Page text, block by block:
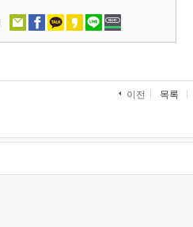
이전 목록